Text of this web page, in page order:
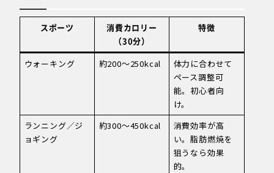
スポーツ
消費カロリー
（30分）
特徴
ウォーキング 約200〜250kcal
体力に合わせて
ペース調整可
能。初心者向
け。
ランニング／ジ
ョギング
約300〜450kcal
消費効率が高
い。脂肪燃焼を
狙うなら効果
的。